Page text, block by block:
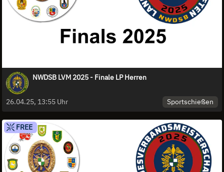
NWDSB LVM 2025 - Finale LP Herren
26.04.25, 13:55 Uhr Sportschießen
FREE